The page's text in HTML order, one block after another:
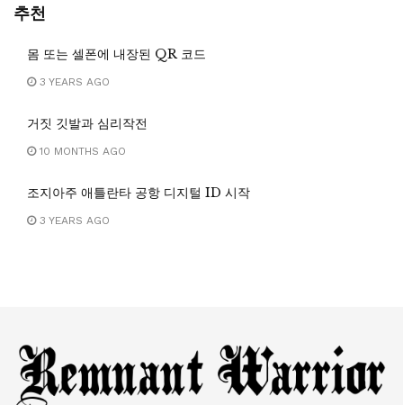
추천
몸 또는 셀폰에 내장된 QR 코드
3 YEARS AGO
거짓 깃발과 심리작전
10 MONTHS AGO
조지아주 애틀란타 공항 디지털 ID 시작
3 YEARS AGO